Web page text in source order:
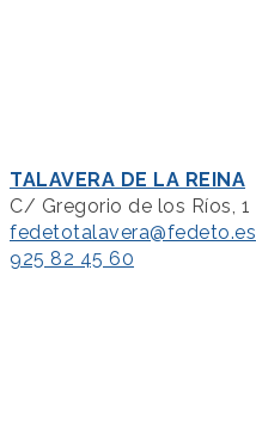
TALAVERA DE LA REINA
C/ Gregorio de los Ríos, 1
fedetotalavera@fedeto.es
925 82 45 60